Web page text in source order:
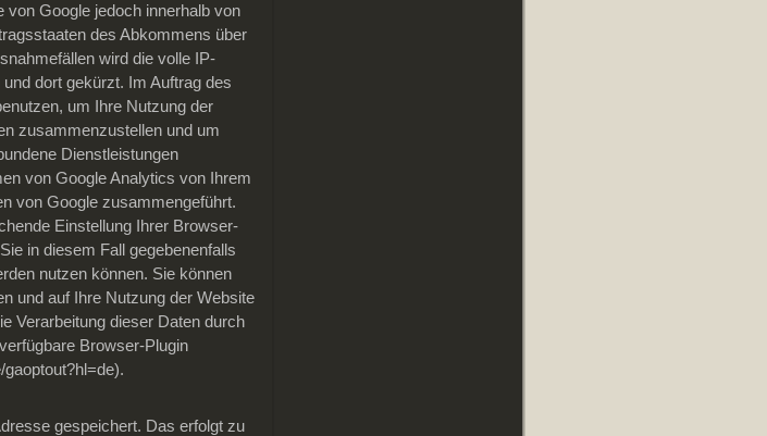
Google jedoch innerhalb von
des Abkommens über
wird die volle IP-
dort gekürzt. Im Auftrag des
um Ihre Nutzung der
zusammenzustellen und um
Dienstleistungen
von Google Analytics von Ihrem
von Google zusammengeführt.
Einstellung Ihrer Browser-
in diesem Fall gegebenenfalls
nutzen können. Sie können
und auf Ihre Nutzung der Website
Verarbeitung dieser Daten durch
Browser-Plugin
gespeichert. Das erfolgt zu